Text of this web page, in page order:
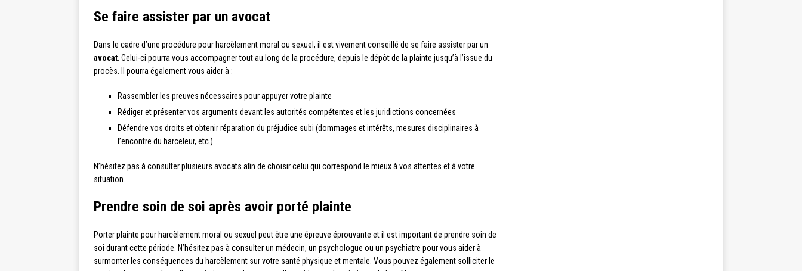
Se faire assister par un avocat
Dans le cadre d’une procédure pour harcèlement moral ou sexuel, il est vivement conseillé de se faire assister par un
avocat . Celui-ci pourra vous accompagner tout au long de la procédure, depuis le dépôt de la plainte jusqu’à l’issue du
procès. Il pourra également vous aider à :
Rassembler les preuves nécessaires pour appuyer votre plainte
Rédiger et présenter vos arguments devant les autorités compétentes et les juridictions concernées
Défendre vos droits et obtenir réparation du préjudice subi (dommages et intérêts, mesures disciplinaires à
l’encontre du harceleur, etc.)
N’hésitez pas à consulter plusieurs avocats afin de choisir celui qui correspond le mieux à vos attentes et à votre
situation.
Prendre soin de soi après avoir porté plainte
Porter plainte pour harcèlement moral ou sexuel peut être une épreuve éprouvante et il est important de prendre soin de
soi durant cette période. N’hésitez pas à consulter un médecin, un psychologue ou un psychiatre pour vous aider à
surmonter les conséquences du harcèlement sur votre santé physique et mentale. Vous pouvez également solliciter le